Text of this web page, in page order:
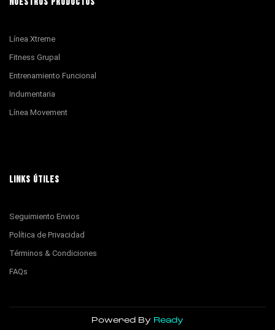
Línea Xtreme
Fitness Grupal
Entrenamiento Funcional
Indumentaria
Línea Movement
LINKS ÚTILES
Seguimiento Envios
Política de Privacidad
Términos & Condiciones
FAQs
Powered By Ready